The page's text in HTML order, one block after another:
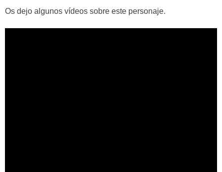
Os dejo algunos vídeos sobre este personaje.